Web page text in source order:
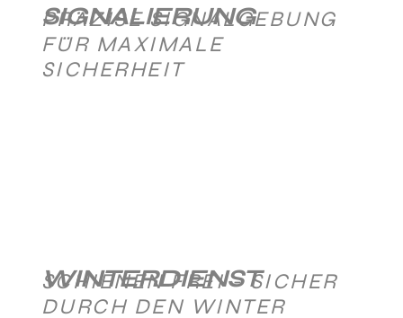
SIGNALIERUNG
PRÄZISE SIGNALGEBUNG
FÜR MAXIMALE
SICHERHEIT
WINTERDIENST
SCHIENEN FREI - SICHER
DURCH DEN WINTER